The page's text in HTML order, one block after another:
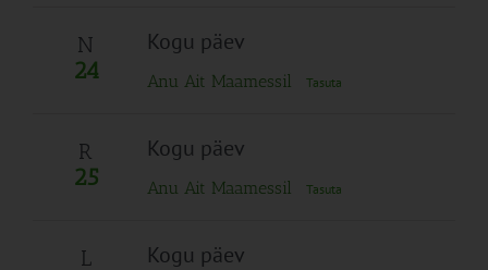
N
24
Kogu päev
Anu Ait Maamessil Tasuta
R
25
Kogu päev
Anu Ait Maamessil Tasuta
L Kogu päev